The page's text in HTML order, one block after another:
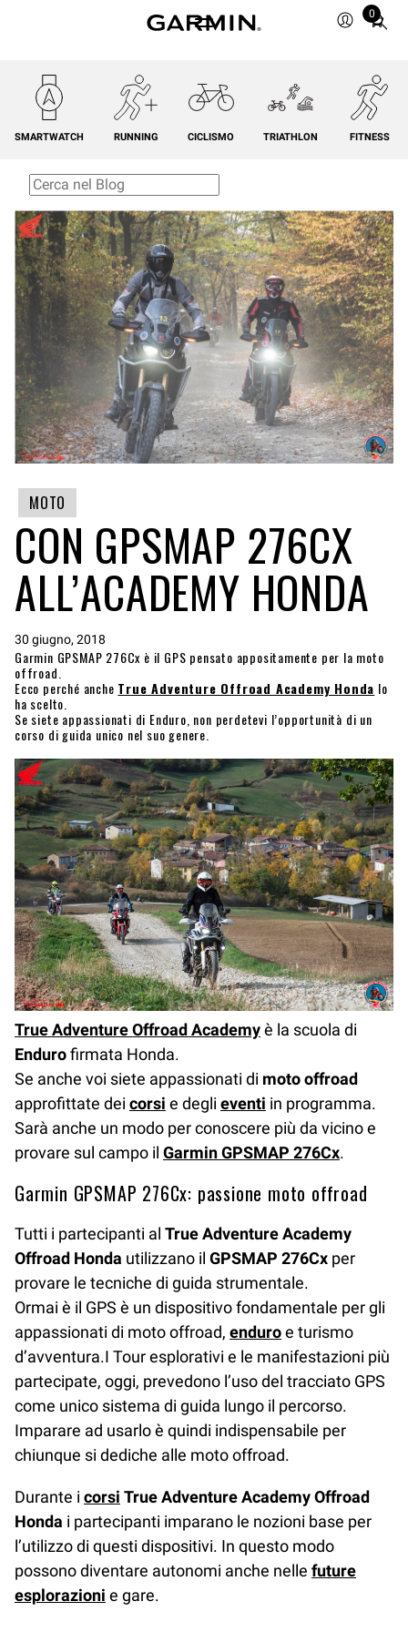
0
Total
cart:
0
SMARTWATCH RUNNING CICLISMO TRIATHLON FITNESS
MOTO
CON GPSMAP 276CX
ALL’ACADEMY HONDA
30 giugno, 2018
Garmin GPSMAP 276Cx è il GPS pensato appositamente per la moto
offroad.
Ecco perché anche True Adventure Offroad Academy Honda lo
ha scelto.
Se siete appassionati di Enduro, non perdetevi l’opportunità di un
corso di guida unico nel suo genere.
True Adventure Offroad Academyè la scuola di
Endurofirmata Honda.
Se anche voi siete appassionati di moto offroad
approfittate dei corsi e degli eventi in programma.
Sarà anche un modo per conoscere più da vicino e
provare sul campo il Garmin GPSMAP 276Cx.
Garmin GPSMAP 276Cx: passione moto offroad
Tutti i partecipanti al True Adventure Academy
Offroad Honda utilizzano il GPSMAP 276Cx per
provare le tecniche di guida strumentale.
Ormai è il GPS è un dispositivo fondamentale per gli
appassionati di moto offroad, enduroe turismo
d’avventura.I Tour esplorativi e le manifestazioni più
partecipate, oggi, prevedono l’uso del tracciato GPS
come unico sistema di guida lungo il percorso.
Imparare ad usarlo è quindi indispensabile per
chiunque si dediche alle moto offroad.
Durante i corsi True Adventure Academy Offroad
Honda i partecipanti imparano le nozioni base per
l’utilizzo di questi dispositivi. In questo modo
possono diventare autonomi anche nelle future
esplorazioni e gare.